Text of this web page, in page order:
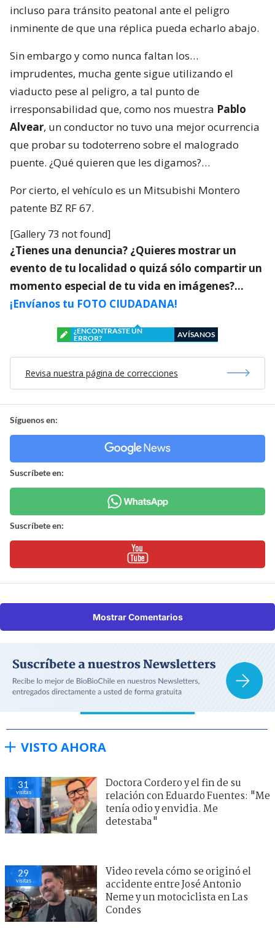
incluso para tránsito peatonal ante el peligro
inminente de que una réplica pueda echarlo abajo.
Sin embargo y como nunca faltan los…
imprudentes, mucha gente sigue utilizando el
viaducto pese al peligro, a tal punto de
irresponsabilidad que, como nos muestra Pablo
Alvear, un conductor no tuvo una mejor ocurrencia
que probar su todoterreno sobre el malogrado
puente. ¿Qué quieren que les digamos?…
Por cierto, el vehículo es un Mitsubishi Montero
patente BZ RF 67.
[Gallery 73 not found]
¿Tienes una denuncia? ¿Quieres mostrar un
evento de tu localidad o quizá sólo compartir un
momento especial de tu vida en imágenes?…
¡Envíanos tu FOTO CIUDADANA!
¿ENCONTRASTE UN
ERROR?
AVÍSANOS
Revisa nuestra página de correcciones
Síguenos en:
Suscríbete en:
Suscríbete en:
Mostrar Comentarios
VISTO AHORA
31
visitas
Doctora Cordero y el fin de su
relación con Eduardo Fuentes: "Me
tenía odio y envidia. Me
detestaba"
29
visitas
Video revela cómo se originó el
accidente entre José Antonio
Neme y un motociclista en Las
Condes